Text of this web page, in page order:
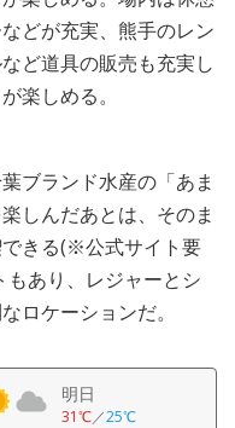
どが充実、熊手のレン
ど道具の販売も充実し
楽しめる。
ブランド水産の「あま
しんだあとは、そのま
きる(※公式サイト要
あり、レジャーとシ
ロケーションだ。
明日
31℃／25℃